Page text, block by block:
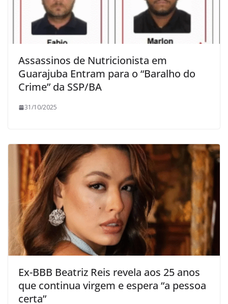
Assassinos de Nutricionista em
Guarajuba Entram para o “Baralho do
Crime” da SSP/BA
31/10/2025
Ex-BBB Beatriz Reis revela aos 25 anos
que continua virgem e espera “a pessoa
certa”